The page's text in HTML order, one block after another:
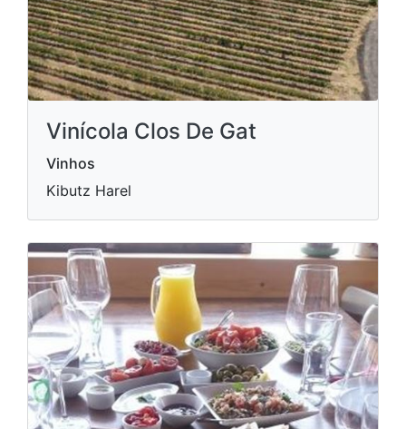
Vinícola Clos De Gat
Vinhos
Kibutz Harel